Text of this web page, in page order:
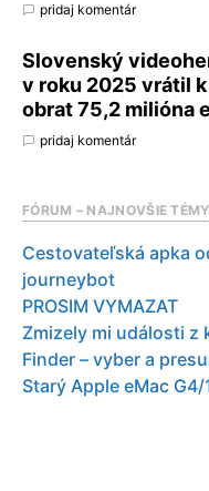
pridaj komentár
Slovenský
v roku 2025 vrátil
obrat 75,2 milióna
pridaj komentár
FÓRUM – NAJNOVŠIE TÉMY
Cestovateľská apka
journeybot
PROSIM VYMAZAT
Zmizely mi události z
Finder – vyber a
Starý Apple eMac